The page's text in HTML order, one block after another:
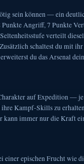
sein können — ein
Angriff, 7 Punkte
verteilt
schaltest du mit
du das Arsenal
auf Expedition — je
ihre Kampf-Skills zu
kann immer nur die Kraft
epischen Frucht wie